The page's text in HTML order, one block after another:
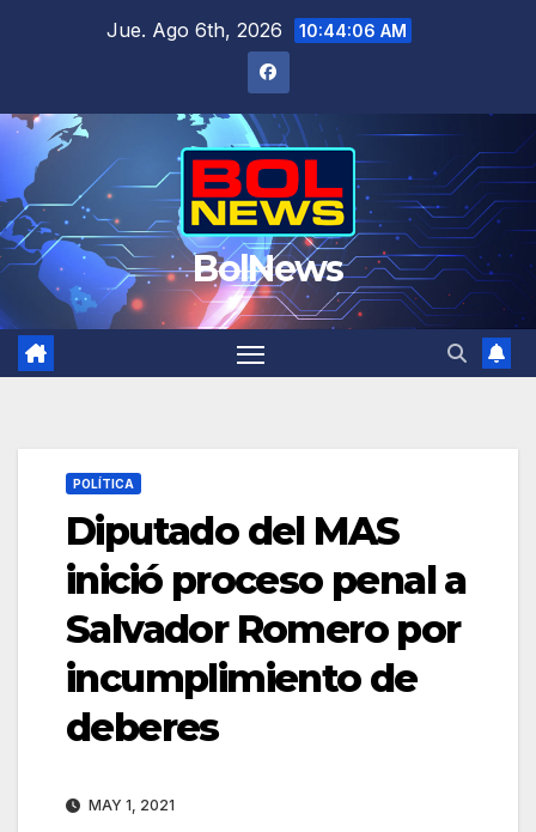
Jue. Ago 6th, 2026 10:44:07 AM
BolNews
POLÍTICA
Diputado del MAS
inició proceso penal a
Salvador Romero por
incumplimiento de
deberes
MAY 1, 2021